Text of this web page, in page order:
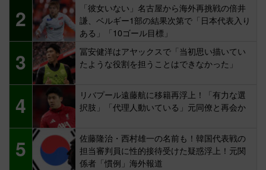
2
「彼女いない」名古屋から海外再挑戦の倍井
謙、ベルギー1部の結果次第で「日本代表入り
ある」「10ゴール目標」
3
冨安健洋はアヤックスで「当初思い描いてい
たような役割を担うことはできなかった」
4
リバプール遠藤航に移籍再浮上！「有力な選
択肢」「代理人動いている」元同僚と再会か
5
佐藤隆治・西村雄一の名前も！韓国代表戦の
担当審判員に性的接待受けた疑惑浮上！元関
係者「慣例」海外報道